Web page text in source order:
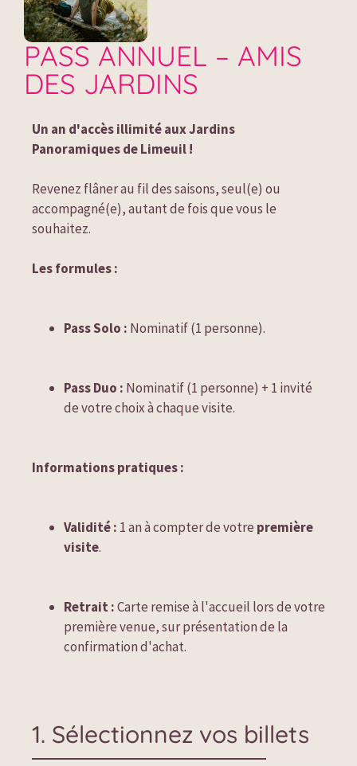
PASS ANNUEL – AMIS
DES JARDINS
Un an d'accès illimité aux Jardins
Panoramiques de Limeuil !
Revenez flâner au fil des saisons, seul(e) ou
accompagné(e), autant de fois que vous le
souhaitez.
Les formules :
Pass Solo : Nominatif (1 personne).
Pass Duo : Nominatif (1 personne) + 1 invité
de votre choix à chaque visite.
Informations pratiques :
Validité : 1 an à compter de votre première
visite.
Retrait : Carte remise à l'accueil lors de votre
première venue, sur présentation de la
confirmation d'achat.
1. Sélectionnez vos billets